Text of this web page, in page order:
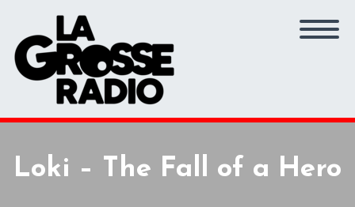
Loki – The Fall of a Hero